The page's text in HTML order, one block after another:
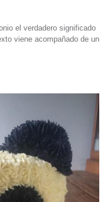
el verdadero significado
viene acompañado de un